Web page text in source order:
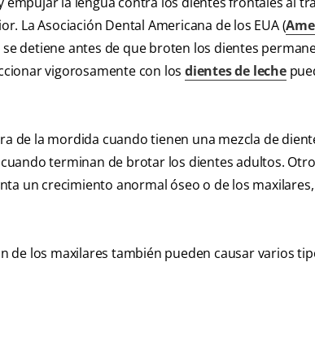
La Asociación Dental Americana de los EUA (
detiene antes de que broten los dientes
vigorosamente con los dientes de leche
de la mordida cuando tienen una mezcla de
terminan de brotar los dientes adultos.
un crecimiento anormal óseo o de los
de los maxilares también pueden causar varios